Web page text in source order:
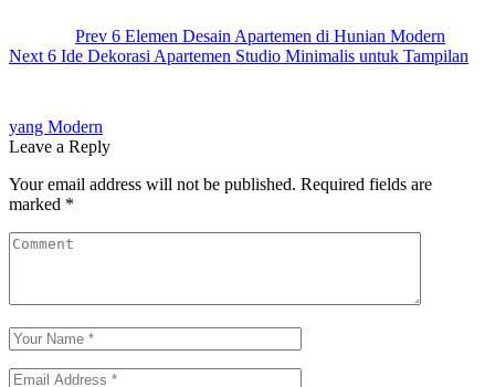
Prev 6 Elemen Desain Apartemen di Hunian Modern
Next 6 Ide Dekorasi Apartemen Studio Minimalis untuk Tampilan
yang Modern
Leave a Reply
Your email address will not be published. Required fields are
marked *